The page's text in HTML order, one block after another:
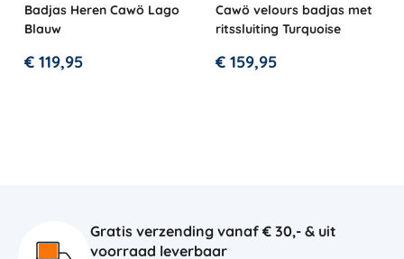
Badjas Heren Cawö Lago
Blauw
€ 119,95
Cawö velours badjas met
ritssluiting Turquoise
€ 159,95
Gratis verzending vanaf € 30,- & uit
voorraad leverbaar